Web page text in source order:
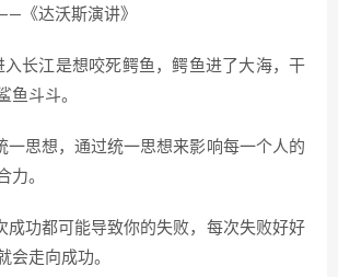
《达沃斯演讲》
入长江是想咬死鳄鱼，鳄鱼进了大海，干
鱼斗斗。
一思想，通过统一思想来影响每一个人的
力。
成功都可能导致你的失败，每次失败好好
会走向成功。